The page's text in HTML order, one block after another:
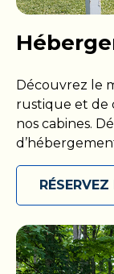
Découvrez le
rustique et de
nos cabines. Découvrez nos options
des yourtes,
travers le
nature dans
nos unités
électricité, lits,